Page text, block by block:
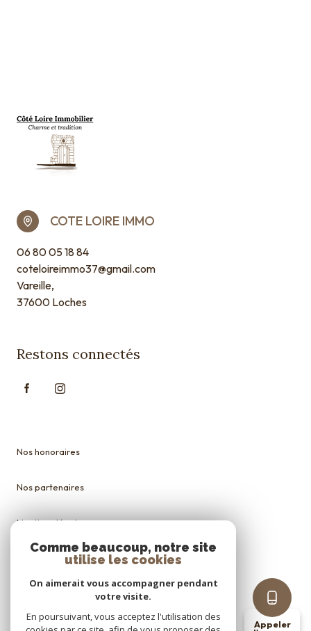
Appeler
COTE LOIRE IMMO
06 80 05 18 84
coteloireimmo37@gmail.com
Vareille,
37600 Loches
Restons connectés
Nos honoraires
Nos partenaires
Mentions légales
Comme beaucoup, notre site
utilise les cookies
On aimerait vous accompagner pendant
votre visite.
En poursuivant, vous acceptez l'utilisation des